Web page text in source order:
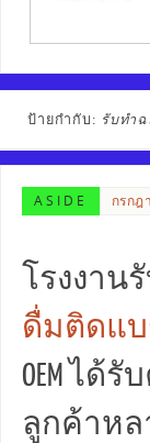
ป้ายกำกับ: รับทำ
ASIDE กรกฎ
โรงงาน
ดื่มติดแ
OEM ได้
ลูกค้าห